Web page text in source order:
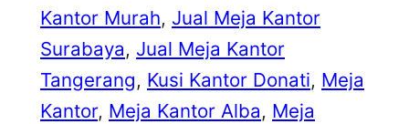
Kantor Murah, Jual Meja Kantor
Surabaya, Jual Meja Kantor
Tangerang, Kusi Kantor Donati, Meja
Kantor, Meja Kantor Alba, Meja